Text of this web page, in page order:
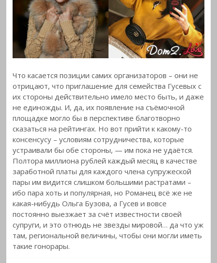
Что касается позиции самих организаторов – они не
отрицают, что приглашение для семейства Гусевых с
их стороны действительно имело место быть, и даже
не единожды. И, да, их появление на съёмочной
площадке могло бы в перспективе благотворно
сказаться на рейтингах. Но вот прийти к какому-то
консенсусу – условиям сотрудничества, которые
устраивали бы обе стороны, — им пока не удаётся.
Полтора миллиона рублей каждый месяц в качестве
заработной платы для каждого члена супружеской
пары им видится слишком большими растратами –
ибо пара хоть и популярная, но Романец всё же не
какая-нибудь Ольга Бузова, а Гусев и вовсе
постоянно выезжает за счёт известности своей
супруги, и это отнюдь не звезды мировой… да что уж
там, региональной величины, чтобы они могли иметь
такие гонорары.